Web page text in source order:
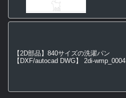
【2D部品】840サイズの洗濯パン
【DXF/autocad DWG】 2di-wmp_0004